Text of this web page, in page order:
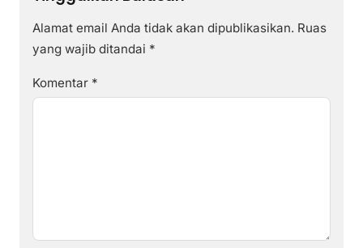
Alamat email Anda tidak akan dipublikasikan. Ruas
yang wajib ditandai *
Komentar *